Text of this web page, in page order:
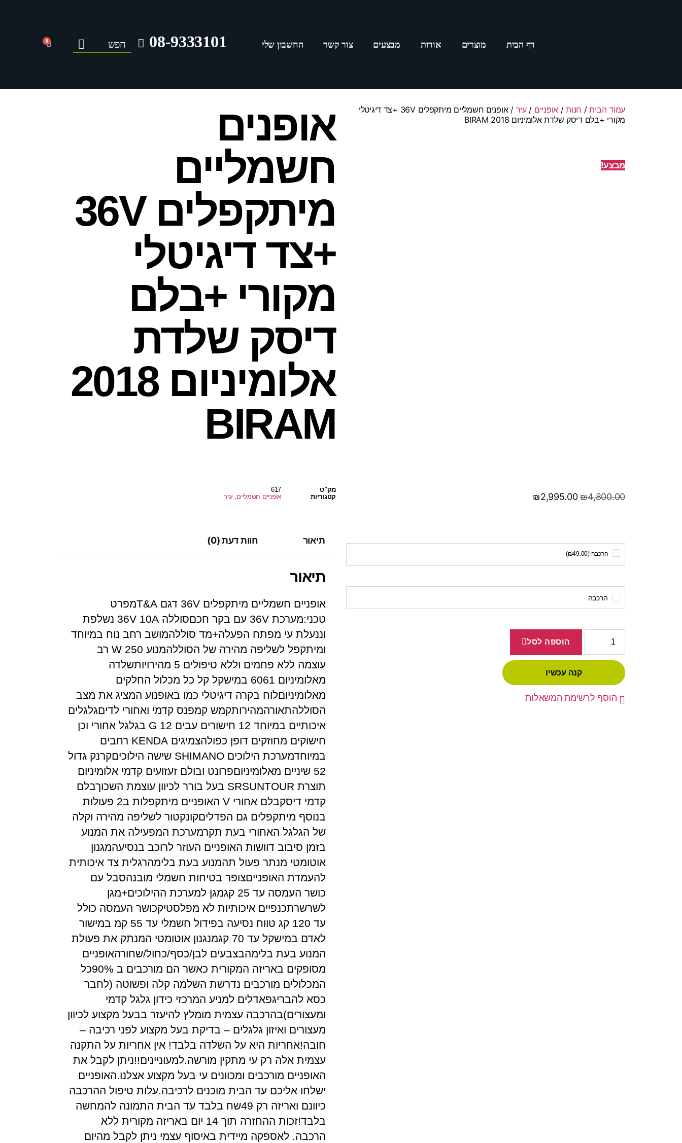
דף הבית מוצרים אודות מבצעים צור קשר החשבון שלי 08-9333101
0
עמוד הבית/ חנות/ אופניים /עיר
/ אופנים חשמליים מיתקפלים 36V +צד דיגיטלי
מקורי +בלם דיסק שלדת אלומיניום 2018 BIRAM
מבצע!
₪4,800.00
₪2,995.00
הרכבה ( ₪49.00
)
הרכבה
הוספה לסל
קנה עכשיו
הוסף לרשימת המשאלות
אופנים
חשמליים
מיתקפלים 36V
+צד דיגיטלי
מקורי +בלם
דיסק שלדת
אלומיניום 2018
BIRAM
מק"ט
617
קטגוריות
אופניים חשמליים, עיר
תיאור חוות דעת (0)
תיאור
אופניים חשמליים מיתקפלים 36V דגם T&Aמפרט
טכני:מערכת 36V עם בקר חכםסוללה 36V 10A נשלפת
וננעלת עי מפתח הפעלה+מד סוללהמושב רחב נוח במיוחד
ומיתקפל לשליפה מהירה של הסוללהמנוע 250 W רב
עוצמה ללא פחמים וללא טיפולים 5 מהירויותשלדה
מאלומיניום 6061 במישקל קל כל מכלול החלקים
מאלומיניוםלוח בקרה דיגיטלי כמו באופנוע המציג את מצב
הסוללהתאורהמהירותקמש קמפנס קדמי ואחורי לדיםגלגלים
איכותיים במיוחד 12 חישורים עבים 12 G בגלגל אחורי וכן
חישוקים מחוזקים דופן כפולהצמיגים KENDA רחבים
במיוחדמערכת הילוכים SHIMANO שישה הילוכיםקרנק גדול
52 שיניים מאלומיניוםפרונט ובולם זעזועים קדמי אלומיניום
תוצרת SRSUNTOUR בעל בורר לכיוון עוצמת השכוךבלם
קדמי דיסקבלם אחורי V האופניים מיתקפלות ב2 פעולות
בנוסף מיתקפלים גם הפדליםקונקטור לשליפה מהירה וקלה
של הגלגל האחורי בעת תקרמערכת המפעילה את המנוע
בזמן סיבוב דוושות האופניים העוזר לרוכב בנסיעהמגנון
אוטומטי מנתר פעול תהמנוע בעת בלימהרגלית צד איכותית
להעמדת האופנייםצופר בטיחות חשמלי מובנהסבל עם
כושר העמסה עד 25 קגמגן למערכת ההילוכים+מגן
לשרשרתכנפיים איכותיות לא מפלסטיקכושר העמסה כולל
עד 120 קג טווח נסיעה בפידול חשמלי עד 55 קמ במישור
לאדם במישקל עד 70 קגמנגנון אוטומטי המנתק את פעולת
המנוע בעת בלימהבצבעים לבן/כסף/כחול/שחורהאופניים
מסופקים באריזה המקורית כאשר הם מורכבים ב 90%כל
המכלולים מורכבים נדרשת השלמה קלה ופשוטה (לחבר
כסא להבריגפאדלים למניע המרכזי כידון גלגל קדמי
ומעצורים)בהרכבה עצמית מומלץ להיעזר בבעל מקצוע לכיוון
מעצורים ואיזון גלגלים – בדיקת בעל מקצוע לפני רכיבה –
חובה!אחריות היא על השלדה בלבד! אין אחריות על התקנה
עצמית אלה רק עי מתקין מורשה.למעוניינים!!ניתן לקבל את
האופניים מורכבים ומכוונים עי בעל מקצוע אצלנו.האופניים
ישלחו אליכם עד הבית מוכנים לרכיבה.עלות טיפול ההרכבה
כיוונם ואריזה רק 49שח בלבד עד הבית התמונה להמחשה
בלבד!זכות ההחזרה תוך 14 יום באריזה מקורית ללא
הרכבה. לאספקה מיידית באיסוף עצמי ניתן לקבל מהיום